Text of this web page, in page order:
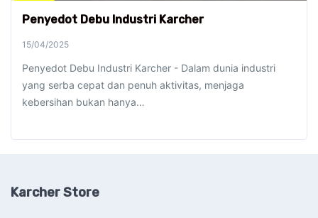
Penyedot Debu Industri Karcher
15/04/2025
Penyedot Debu Industri Karcher - Dalam dunia industri
yang serba cepat dan penuh aktivitas, menjaga
kebersihan bukan hanya…
Karcher Store